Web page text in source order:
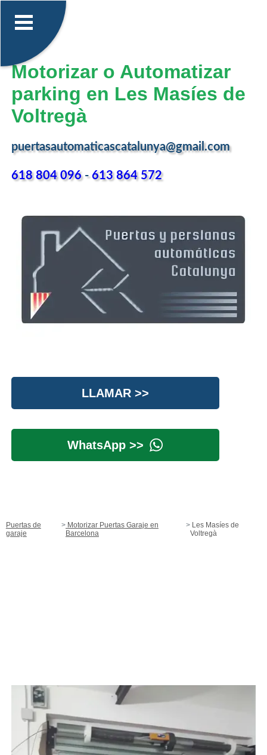
Motorizar o Automatizar
parking en Les Masíes de
Voltregà
puertasautomaticascatalunya@gmail.com
618 804 096-613 864 572
LLAMAR >>
WhatsApp >>
Puertas de
garaje
Motorizar Puertas Garaje en
Barcelona
Les Masíes de
Voltregà